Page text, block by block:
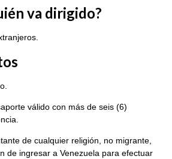
va dirigido?
válido con más de seis (6)
de cualquier religión, no migrante,
de ingresar a Venezuela para efectuar